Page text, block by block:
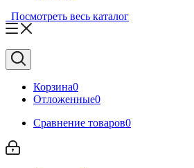
Посмотреть весь каталог
Корзина0
Отложенные0
Сравнение товаров0